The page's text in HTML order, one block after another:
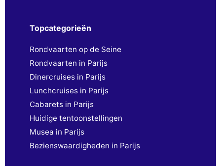
Topcategorieën
Rondvaarten op de Seine
Rondvaarten in Parijs
Dinercruises in Parijs
Lunchcruises in Parijs
Cabarets in Parijs
Huidige tentoonstellingen
Musea in Parijs
Bezienswaardigheden in Parijs